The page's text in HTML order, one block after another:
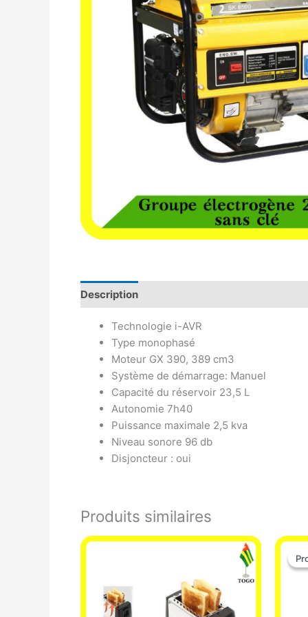
Description
Technologie i-AVR
Type monophasé
Moteur GX 390, 389 cm3
Système de démarrage: Manuel
Capacité du réservoir 23,5 L
Autonomie 7h40
Puissance maximale 2,5 kva
Niveau sonore 96 db
Disjoncteur : oui
Produits similaires